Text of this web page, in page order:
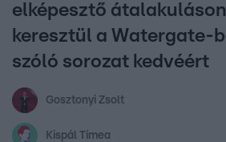
elképesztő
keresztül a Watergate-
szóló sorozat kedvéért
Gosztonyi Zsolt
Kispál Tímea